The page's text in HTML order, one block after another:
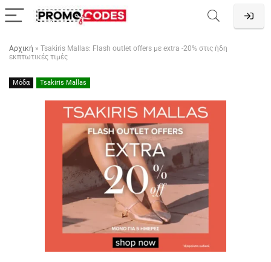
Αρχική » Tsakiris Mallas: Flash outlet offers με extra -20% στις ήδη
εκπτωτικές τιμές
Μόδα Tsakiris Mallas